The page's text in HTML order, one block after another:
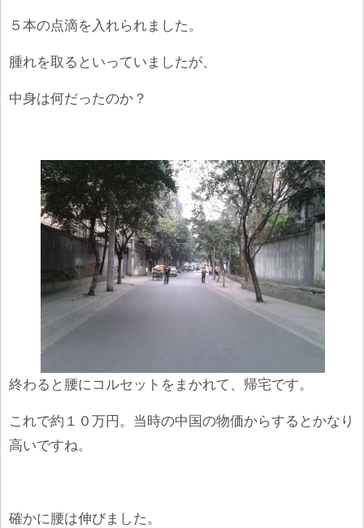
５本の点滴を入れられました。
腫れを取るといっていましたが、
中身は何だったのか？
終わると腰にコルセットをまかれて、帰宅です。
これで約１０万円。当時の中国の物価からするとかなり
高いですね。
確かに腰は伸びました。